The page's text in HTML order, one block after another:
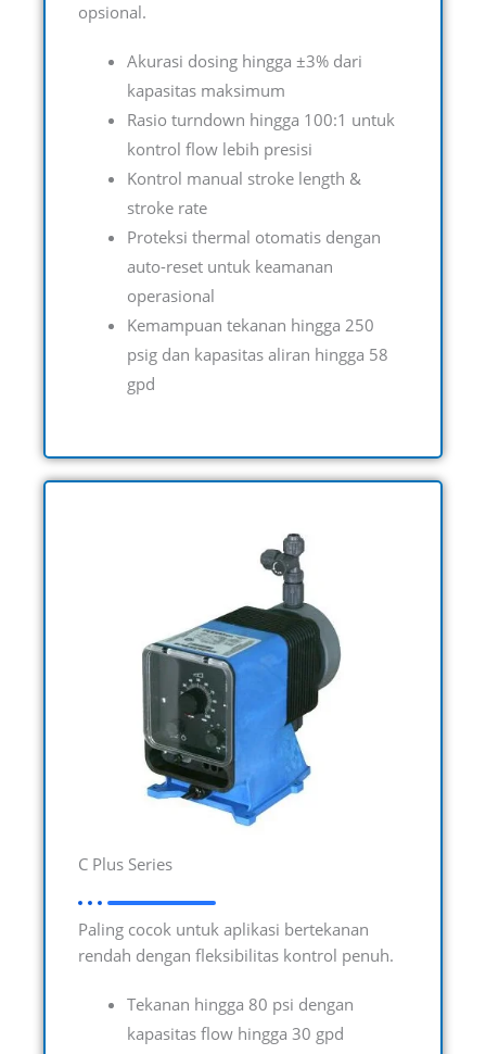
opsional.
Akurasi dosing hingga ±3% dari
kapasitas maksimum
Rasio turndown hingga 100:1 untuk
kontrol flow lebih presisi
Kontrol manual stroke length &
stroke rate
Proteksi thermal otomatis dengan
auto-reset untuk keamanan
operasional
Kemampuan tekanan hingga 250
psig dan kapasitas aliran hingga 58
gpd
C Plus Series
Paling cocok untuk aplikasi bertekanan
rendah dengan fleksibilitas kontrol penuh.
Tekanan hingga 80 psi dengan
kapasitas flow hingga 30 gpd